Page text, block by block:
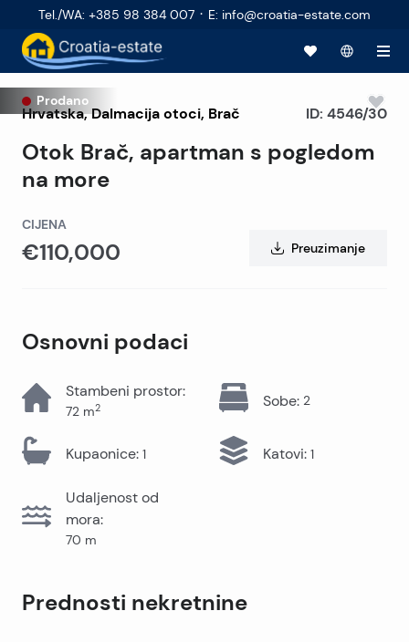
Tel./WA: +385 98 384 007 · E: info@croatia-estate.com
Prodano
Hrvatska,Dalmacija otoci, Brač
Otok Brač, apartman s pogledom
na more
ID: 4546/30
CIJENA
€110,000 Preuzimanje
Osnovni podaci
Stambeni prostor:
72 m2 Sobe: 2
Kupaonice: 1 Katovi: 1
Udaljenost od
mora:
70 m
Prednosti nekretnine